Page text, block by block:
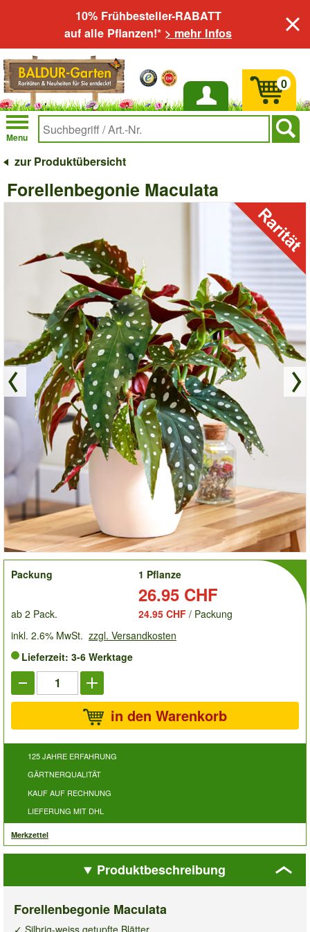
10% Frühbesteller-RABATT
auf alle Pflanzen!* > mehr Infos
Anmelden
Menu
0
zur Produktübersicht
Forellenbegonie Maculata
order
Packung
1 Pflanze
26.95 CHF
ab 2 Pack. 24.95 CHF / Packung
inkl. 2.6% MwSt. zzgl. Versandkosten
Lieferzeit: 3-6 Werktage
in den Warenkorb
125 JAHRE ERFAHRUNG
GÄRTNERQUALITÄT
KAUF AUF RECHNUNG
LIEFERUNG MIT DHL
Merkzettel
Produktbeschreibung
Forellenbegonie Maculata